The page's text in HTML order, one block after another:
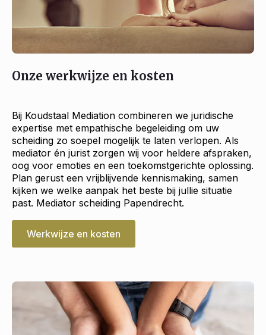
Onze werkwijze en kosten
Bij Koudstaal Mediation combineren we juridische
expertise met empathische begeleiding om uw
scheiding zo soepel mogelijk te laten verlopen. Als
mediator én jurist zorgen wij voor heldere afspraken,
oog voor emoties en een toekomstgerichte oplossing.
Plan gerust een vrijblijvende kennismaking, samen
kijken we welke aanpak het beste bij jullie situatie
past. Mediator scheiding Papendrecht.
Werkwijze en kosten